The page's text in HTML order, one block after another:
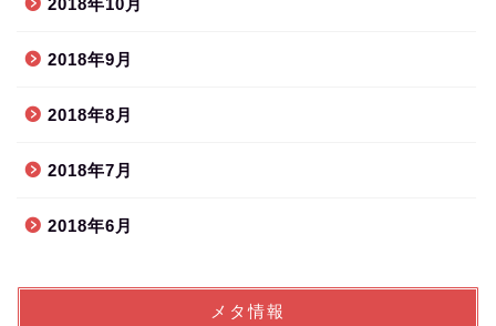
2018年10月
2018年9月
2018年8月
2018年7月
2018年6月
メタ情報